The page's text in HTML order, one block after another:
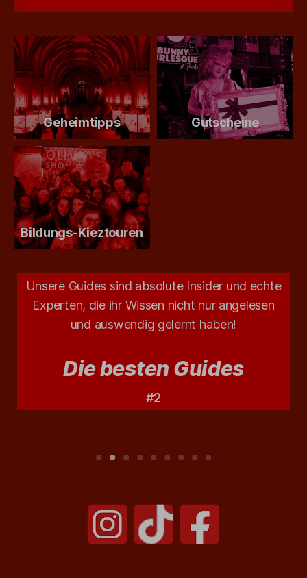
Geheimtipps Gutscheine
Bildungs-Kieztouren
Unsere Guides sind absolute Insider und echte
Experten, die ihr Wissen nicht nur angelesen
und auswendig gelernt haben!
Die besten Guides
#2